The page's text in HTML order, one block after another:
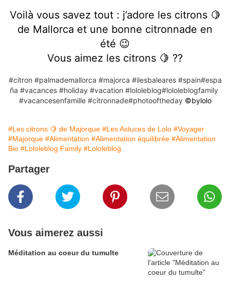
Voilà vous savez tout : j’adore les citrons 🍋
de Mallorca et une bonne citronnade en
été 😉
Vous aimez les citrons 🍋 ??
#citron #palmademallorca #majorca #ilesbaleares #spain#espa
ña #vacances #holiday #vacation #lololeblog#lololeblogfamily
#vacancesenfamille #citronnade#photooftheday ©️bylolo
#Les citrons 🍋 de Majorque #Les Astuces de Lolo #Voyager
#Majorque #Alimentation #Alimentation équilibrée #Alimentation
Bio #Lololeblog Family #Lololeblog
Partager
Vous aimerez aussi
Méditation au coeur du tumulte